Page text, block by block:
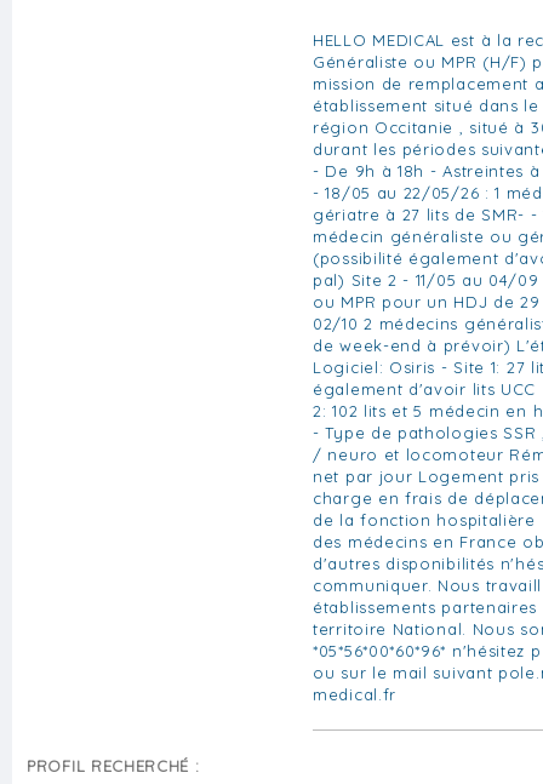
HELLO MEDICAL est à la
Généraliste ou MPR (H/F)
mission de remplacement
établissement situé dans
région Occitanie , situé à
durant les périodes
- De 9h à 18h - Astreintes
- 18/05 au 22/05/26 : 1
gériatre à 27 lits de SMR-
médecin généraliste ou
(possibilité également
pal) Site 2 - 11/05 au 04/
ou MPR pour un HDJ de
02/10 2 médecins
de week-end à prévoir)
Logiciel: Osiris - Site 1: 27
également d'avoir lits
2: 102 lits et 5 médecin en
- Type de pathologies
/ neuro et locomoteur
net par jour Logement
charge en frais de
de la fonction hospitalière
des médecins en France
d'autres disponibilités
communiquer. Nous
établissements
territoire National. Nous
*05*56*00*60*96* n'hésitez
ou sur le mail suivant
medical.fr
PROFIL RECHERCHÉ :